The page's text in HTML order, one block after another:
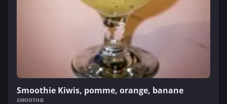
Smoothie Kiwis, pomme, orange, banane
SMOOTHIE